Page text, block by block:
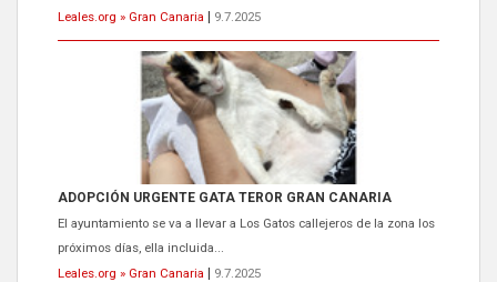
Leales.org » Gran Canaria | 9.7.2025
ADOPCIÓN URGENTE GATA TEROR GRAN CANARIA
El ayuntamiento se va a llevar a Los Gatos callejeros de la zona los
próximos días, ella incluida...
Leales.org » Gran Canaria | 9.7.2025